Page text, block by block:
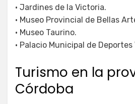
• Jardines de la Victoria.
• Museo Provincial de Bellas
• Museo Taurino.
• Palacio Municipal de
Turismo en la
Córdoba